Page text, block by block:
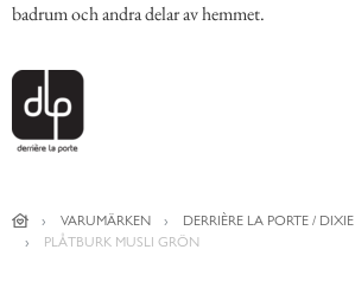
badrum och andra delar av hemmet.
VARUMÄRKEN
DERRIÈRE LA PORTE / DIXIE
PLÅTBURK MUSLI GRÖN